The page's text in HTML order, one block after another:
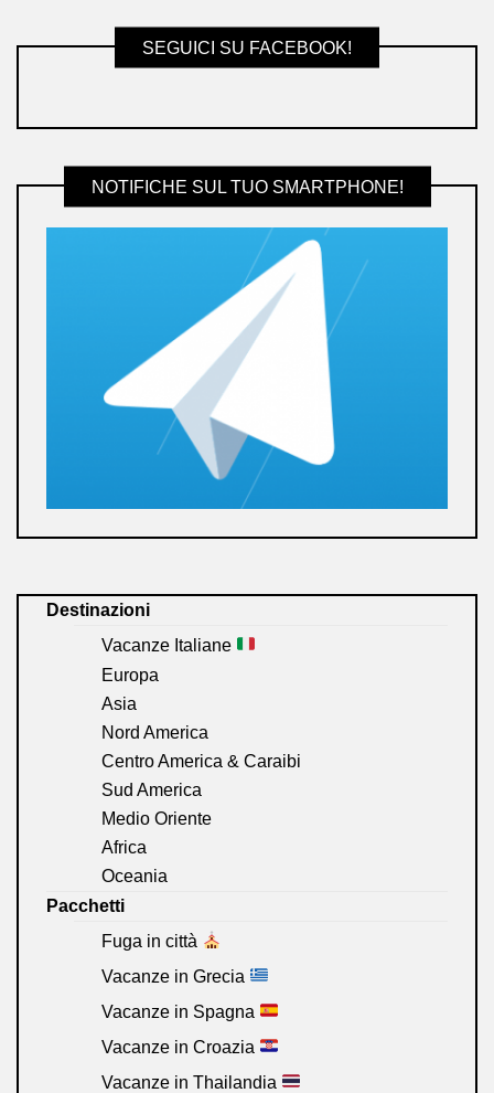
SEGUICI SU FACEBOOK!
NOTIFICHE SUL TUO SMARTPHONE!
Destinazioni
Vacanze Italiane
Europa
Asia
Nord America
Centro America & Caraibi
Sud America
Medio Oriente
Africa
Oceania
Pacchetti
Fuga in città
Vacanze in Grecia
Vacanze in Spagna
Vacanze in Croazia
Vacanze in Thailandia